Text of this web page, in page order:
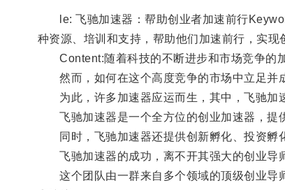
le: 飞驰加速器：帮助创业者加速前行
种资源、培训和支持，帮助他们加速前行，实现
Content:随着科技的不断进步和市场竞争的加
然而，如何在这个高度竞争的市场中立足并
为此，许多加速器应运而生，其中，飞驰加
飞驰加速器是一个全方位的创业加速器，提供
同时，飞驰加速器还提供创新孵化、投资孵
飞驰加速器的成功，离不开其强大的创业导
这个团队由一群来自多个领域的顶级创业导